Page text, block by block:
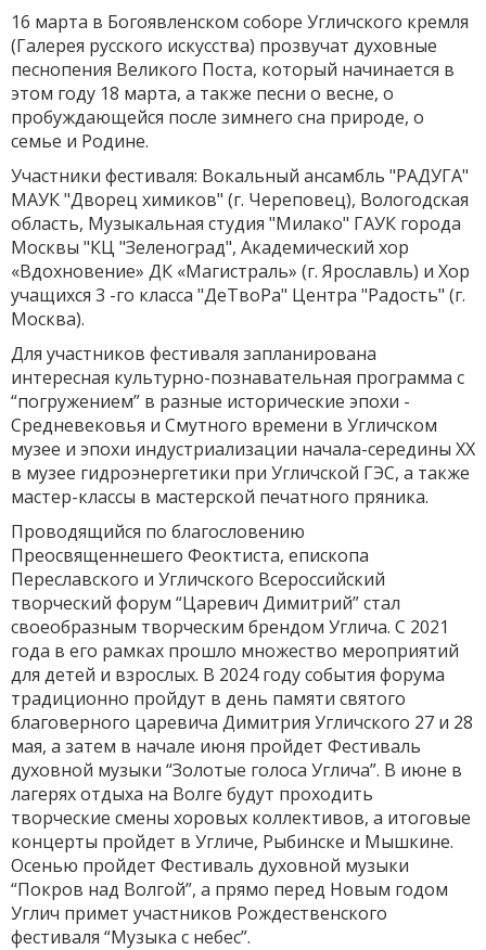
16 марта в Богоявленском соборе Угличского кремля
(Галерея русского искусства) прозвучат духовные
песнопения Великого Поста, который начинается в
этом году 18 марта, а также песни о весне, о
пробуждающейся после зимнего сна природе, о
семье и Родине.
Участники фестиваля: Вокальный ансамбль "РАДУГА"
МАУК "Дворец химиков" (г. Череповец), Вологодская
область, Музыкальная студия "Милако" ГАУК города
Москвы "КЦ "Зеленоград", Академический хор
«Вдохновение» ДК «Магистраль» (г. Ярославль) и Хор
учащихся 3 -го класса "ДеТвоРа" Центра "Радость" (г.
Москва).
Для участников фестиваля запланирована
интересная культурно-познавательная программа с
“погружением” в разные исторические эпохи -
Средневековья и Смутного времени в Угличском
музее и эпохи индустриализации начала-середины ХХ
в музее гидроэнергетики при Угличской ГЭС, а также
мастер-классы в мастерской печатного пряника.
Проводящийся по благословению
Преосвященнешего Феоктиста, епископа
Переславского и Угличского Всероссийский
творческий форум “Царевич Димитрий” стал
своеобразным творческим брендом Углича. С 2021
года в его рамках прошло множество мероприятий
для детей и взрослых. В 2024 году события форума
традиционно пройдут в день памяти святого
благоверного царевича Димитрия Угличского 27 и 28
мая, а затем в начале июня пройдет Фестиваль
духовной музыки “Золотые голоса Углича”. В июне в
лагерях отдыха на Волге будут проходить
творческие смены хоровых коллективов, а итоговые
концерты пройдет в Угличе, Рыбинске и Мышкине.
Осенью пройдет Фестиваль духовной музыки
“Покров над Волгой”, а прямо перед Новым годом
Углич примет участников Рождественского
фестиваля “Музыка с небес”.